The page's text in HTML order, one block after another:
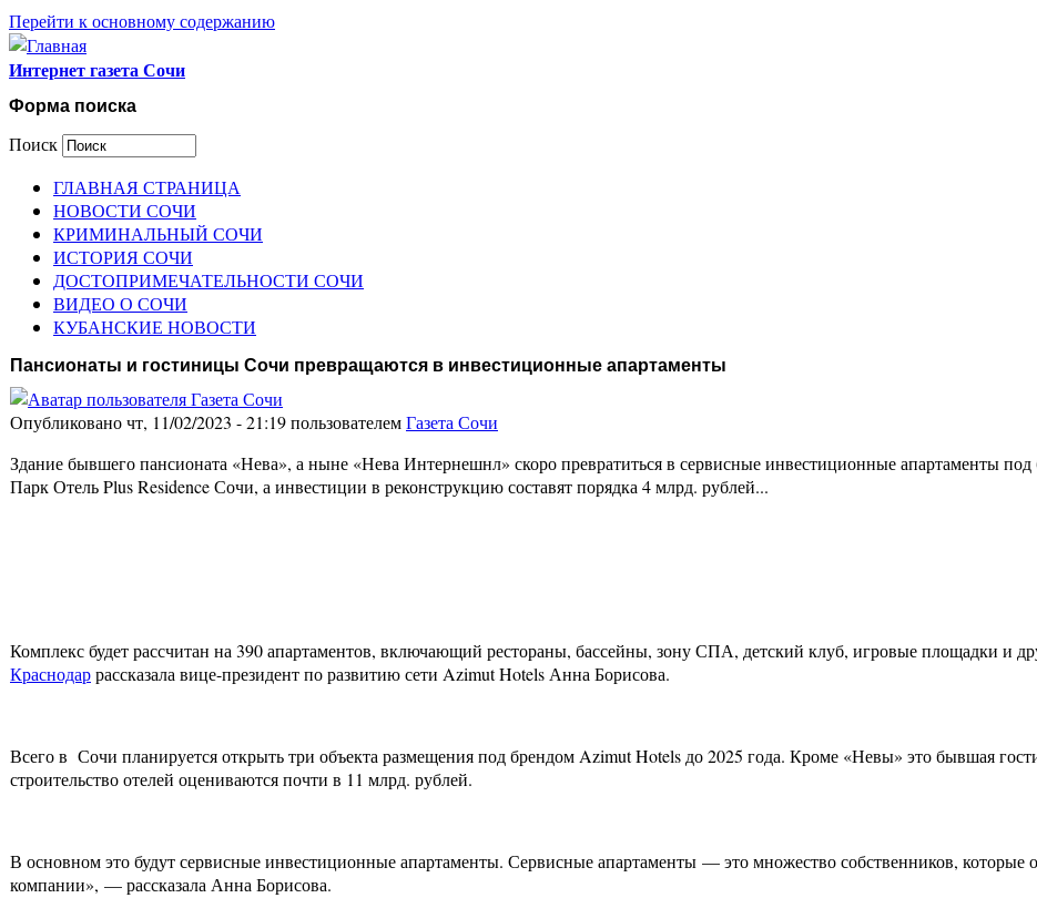
Перейти к основному содержанию
Интернет газета Сочи
Форма поиска
Поиск
ГЛАВНАЯ СТРАНИЦА
НОВОСТИ СОЧИ
КРИМИНАЛЬНЫЙ СОЧИ
ИСТОРИЯ СОЧИ
ДОСТОПРИМЕЧАТЕЛЬНОСТИ СОЧИ
ВИДЕО О СОЧИ
КУБАНСКИЕ НОВОСТИ
Пансионаты и гостиницы Сочи превращаются в инвестиционные апартаменты
Опубликовано чт, 11/02/2023 - 21:19 пользователемГазета Сочи
Здание бывшего пансионата «Нева», а ныне «Нева Интернешнл» скоро превратиться в сервисные инвестиционные апартаменты
Парк Отель Plus Residence Сочи, а инвестиции в реконструкцию составят порядка 4 млрд. рублей...
Комплекс будет рассчитан на 390 апартаментов, включающий рестораны, бассейны, зону СПА, детский клуб, игровые площадки и
Краснодаррассказала вице-президент по развитию сети Azimut Hotels Анна Борисова.
Всего в Сочи планируется открыть три объекта размещения под брендом Azimut Hotels до 2025 года. Кроме «Невы» это бывшая
строительство отелей оцениваются почти в 11 млрд. рублей.
В основном это будут сервисные инвестиционные апартаменты. Сервисные апартаменты — это множество собственников, которые
компании», — рассказала Анна Борисова.